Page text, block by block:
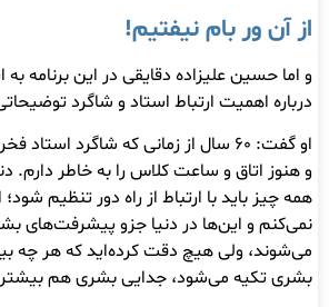
از آن ور بام نیفتیم!
و اما حسین علیزاده دقایقی در این برنامه
درباره اهمیت ارتباط استاد و شاگرد
او گفت: ۶۰ سال از زمانی که شاگرد
و هنوز اتاق و ساعت کلاس را به خاطر دارم.
همه چیز باید با ارتباط از راه دور تنظیم
نمی‌کنم و این‌ها در دنیا جزو پیشرفت‌های
می‌شوند، ولی هیچ دقت کرده‌اید که هر چه
بشری تکیه می‌شود، جدایی بشری هم